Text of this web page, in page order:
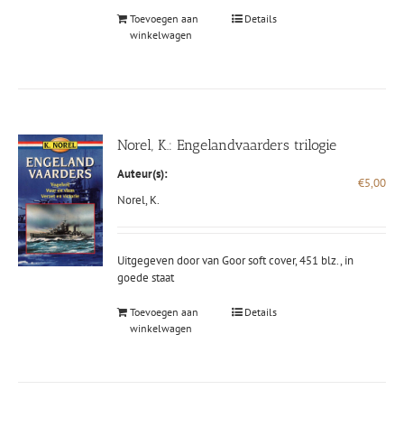
Toevoegen aan
winkelwagen
Details
Norel, K.: Engelandvaarders trilogie
Auteur(s):
Norel, K.
€5,00
Uitgegeven door van Goor soft cover, 451 blz., in
goede staat
Toevoegen aan
winkelwagen
Details